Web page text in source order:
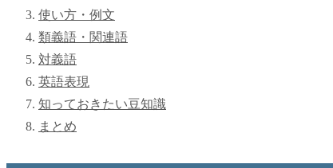
使い方・例文
類義語・関連語
対義語
英語表現
知っておきたい豆知識
まとめ